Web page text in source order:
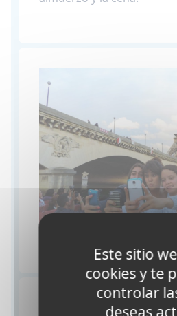
Este sitio
cookies y te
controlar
deseas